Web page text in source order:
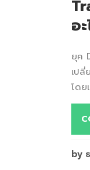
อ
ยุค
เปลี่
โดย
by